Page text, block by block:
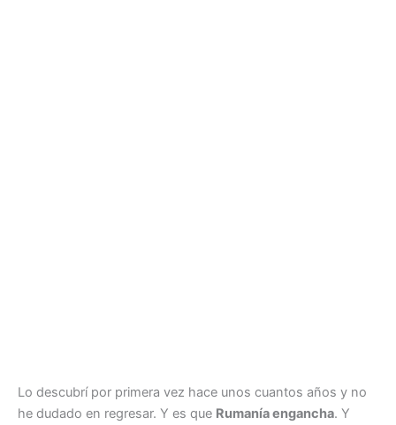
Lo descubrí por primera vez hace unos cuantos años y no
he dudado en regresar. Y es que Rumanía engancha. Y